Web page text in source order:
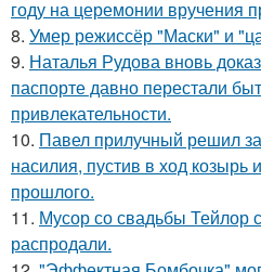
году на церемонии вручения
8. Умер режиссёр "Маски" и
9. Наталья Рудова вновь
паспорте давно перестали
привлекательности.
10. Павел прилучный решил
насилия, пустив в ход козырь
прошлого.
11. Мусор со свадьбы Тейлор
распродали.